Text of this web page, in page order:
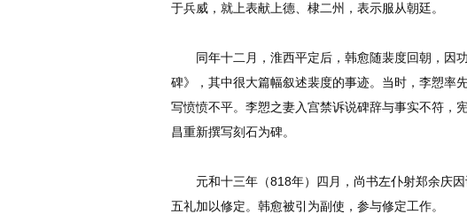
于兵威，就上表献上德、棣二州，表示服从朝廷。
同年十二月，淮西平定后，韩愈随裴度回朝，因
碑》，其中很大篇幅叙述裴度的事迹。当时，李愬率
写愤愤不平。李愬之妻入宫禁诉说碑辞与事实不符，
昌重新撰写刻石为碑。
元和十三年（818年）四月，尚书左仆射郑余庆因
五礼加以修定。韩愈被引为副使，参与修定工作。